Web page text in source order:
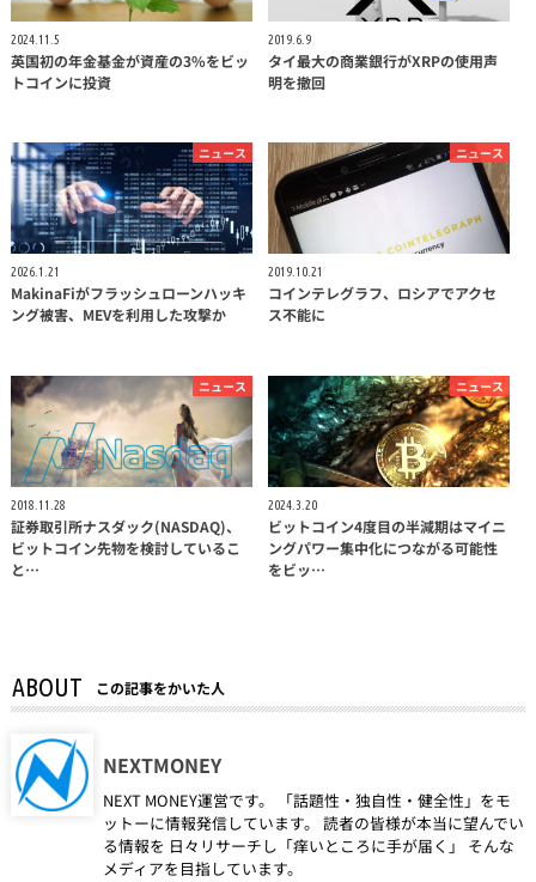
2024.11.5
英国初の年金基金が資産の3%をビッ
トコインに投資
2019.6.9
タイ最大の商業銀行がXRPの使用声
明を撤回
ニュース
2026.1.21
MakinaFiがフラッシュローンハッキ
ング被害、MEVを利用した攻撃か
ニュース
2019.10.21
コインテレグラフ、ロシアでアクセ
ス不能に
ニュース
2018.11.28
証券取引所ナスダック(NASDAQ)、
ビットコイン先物を検討しているこ
と…
ニュース
2024.3.20
ビットコイン4度目の半減期はマイニ
ングパワー集中化につながる可能性
をビッ…
ABOUT この記事をかいた人
NEXTMONEY
NEXT MONEY運営です。 「話題性・独自性・健全性」をモ
ットーに情報発信しています。 読者の皆様が本当に望んでい
る情報を 日々リサーチし「痒いところに手が届く」 そんな
メディアを目指しています。